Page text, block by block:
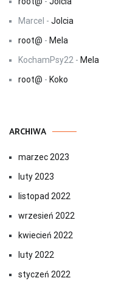
Marcel - Jolcia
root@ - Mela
KochamPsy22 - Mela
root@ - Koko
ARCHIWA
marzec 2023
luty 2023
listopad 2022
wrzesień 2022
kwiecień 2022
luty 2022
styczeń 2022